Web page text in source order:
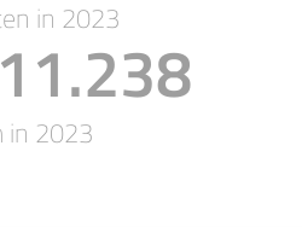
in 2023
in 2023